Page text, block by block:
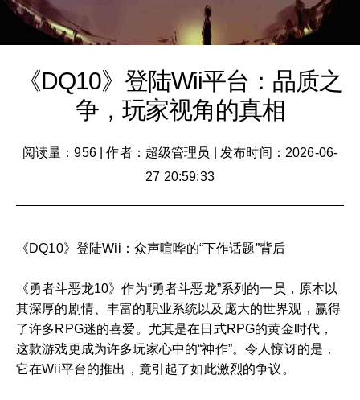
《DQ10》登陆Wii平台：品质之
争，玩家视角的真相
阅读量：956|作者：超级管理员
发布时间：2026-06-
27 20:59:33
《DQ10》登陆Wii：众声喧哗的“下作话题”背后
《勇者斗恶龙10》作为“勇者斗恶龙”系列的一员，原本以
其深厚的剧情、丰富的职业系统以及庞大的世界观，赢得
了许多RPG迷的喜爱。尤其是在日式RPG的黄金时代，
这款游戏更成为许多玩家心中的“神作”。令人惊讶的是，
它在Wii平台的推出，竟引起了如此激烈的争议。